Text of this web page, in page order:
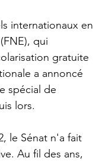
internationaux en
qui
gratuite
a annoncé
spécial de
lors.
le Sénat n'a fait
Au fil des ans,